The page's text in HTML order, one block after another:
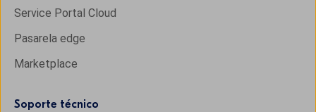
Service Portal Cloud
Pasarela edge
Marketplace
Soporte técnico